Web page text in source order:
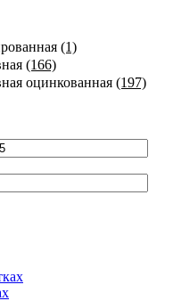
(1)
(166)
оцинкованная (197)